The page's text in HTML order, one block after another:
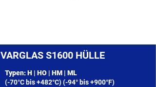
VARGLAS S1600 HÜLLE
Typen: H | HO | HM | ML
(-70°C bis +482°C) (-94° bis +900°F)